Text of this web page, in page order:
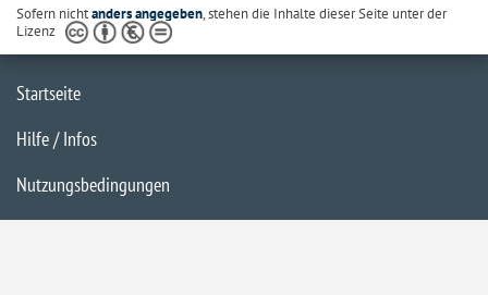
Sofern nichtanders angegeben, stehen die Inhalte dieser Seite unter der
Lizenz
Startseite
Hilfe / Infos
Nutzungsbedingungen